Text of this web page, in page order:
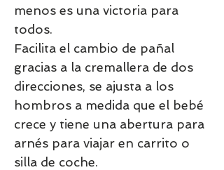
menos es una victoria para
todos.
Facilita el cambio de pañal
gracias a la cremallera de dos
direcciones, se ajusta a los
hombros a medida que el bebé
crece y tiene una abertura para
arnés para viajar en carrito o
silla de coche.